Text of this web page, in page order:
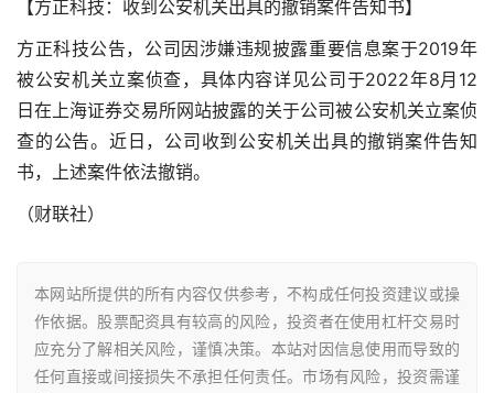
【方正科技：收到公安机关出具的撤销案件告知书】
方正科技公告，公司因涉嫌违规披露重要信息案于2019年
被公安机关立案侦查，具体内容详见公司于2022年8月12
日在上海证券交易所网站披露的关于公司被公安机关立案侦
查的公告。近日，公司收到公安机关出具的撤销案件告知
书，上述案件依法撤销。
（财联社）
本网站所提供的所有内容仅供参考，不构成任何投资建议或操
作依据。股票配资具有较高的风险，投资者在使用杠杆交易时
应充分了解相关风险，谨慎决策。本站对因信息使用而导致的
任何直接或间接损失不承担任何责任。市场有风险，投资需谨